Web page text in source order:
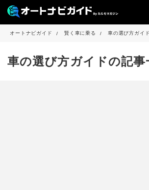
オートナビガイド 賢く車に乗る 車の選び方ガイド
車の選び方ガイドの記事